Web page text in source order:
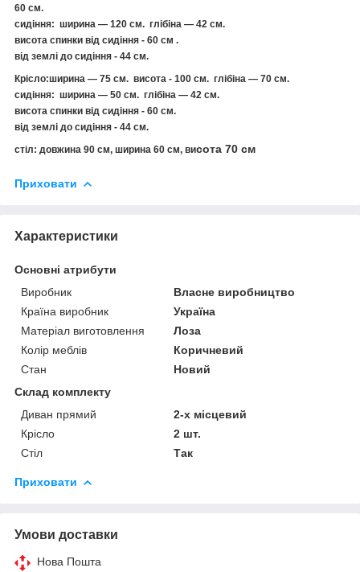
60 см.
сидіння: ширина — 120 см. глібіна — 42 см.
висота спинки від сидіння - 60 см .
від землі до сидіння - 44 см.
Крісло:ширина — 75 см. висота - 100 см. глібіна — 70 см.
сидіння: ширина — 50 см. глібіна — 42 см.
висота спинки від сидіння - 60 см.
від землі до сидіння - 44 см.
стіл: довжина 90 см, ширина 60 см, висота 70 см
Приховати
Характеристики
Основні атрибути
Виробник
Власне виробництво
Країна виробник
Україна
Матеріал виготовлення
Лоза
Колір меблів
Коричневий
Стан
Новий
Склад комплекту
Диван прямий
2-х місцевий
Крісло
2 шт.
Стіл
Так
Приховати
Умови доставки
Нова Пошта